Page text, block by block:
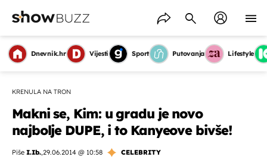
Dnevnik.hr Vijesti Sport Putovanja Lifestyle
KRENULA NA TRON
Makni se, Kim: u gradu je novo
najbolje DUPE, i to Kanyeove bivše!
Piše I.Ib.,29.06.2014 @ 10:58
CELEBRITY